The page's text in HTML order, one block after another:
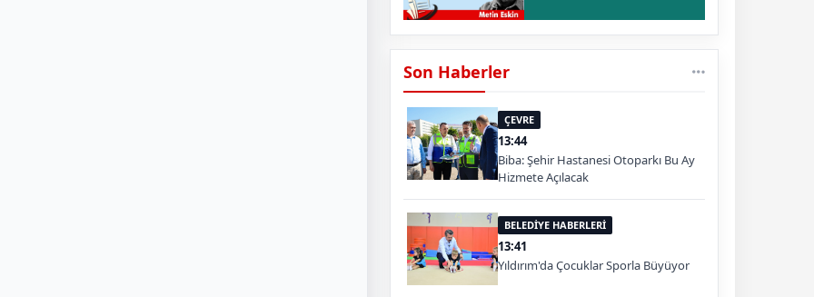
Son Haberler
ÇEVRE
13:44
Biba: Şehir Hastanesi Otoparkı Bu Ay
Hizmete Açılacak
BELEDİYE HABERLERİ
13:41
Yıldırım'da Çocuklar Sporla Büyüyor